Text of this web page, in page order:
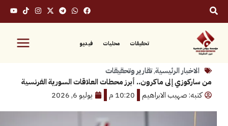
محليات فيديو
الرئيسية,تقارير وتحقيقات
إلى ماكرون.. أبرز محطات العلاقات السورية الفرنسية
صهيب الابراهيم
10:20 م يوليو 6, 2026